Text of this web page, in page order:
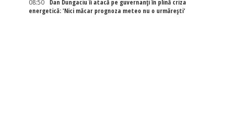
08:50
Dan Dungaciu îi atacă pe guvernanți în plină criza
energetică: 'Nici măcar prognoza meteo nu o urmărești'